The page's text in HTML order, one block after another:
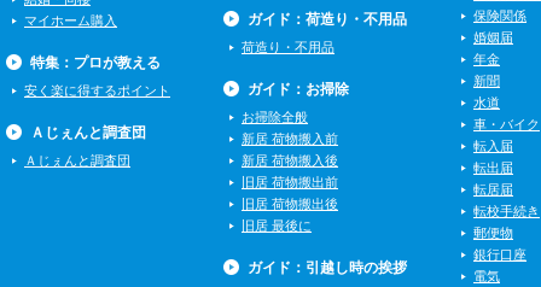
マイホーム購入
特集：プロが教える
安く楽に得するポイント
Ａじぇんと調査団
Ａじぇんと調査団
ガイド：荷造り・不用品
荷造り・不用品
ガイド：お掃除
お掃除全般
新居 荷物搬入前
新居 荷物搬入後
旧居 荷物搬出前
旧居 荷物搬出後
旧居 最後に
ガイド：引越し時の挨拶
保険関係
婚姻届
年金
新聞
水道
車・バイク
転入届
転出届
転居届
転校手続き
郵便物
銀行口座
電気